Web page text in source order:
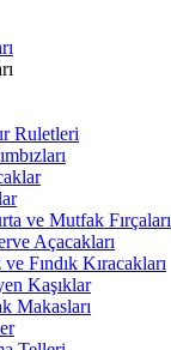
Ruletleri
ve Mutfak Fırçaları
Açacakları
Fındık Kıracakları
Kaşıklar
Makasları